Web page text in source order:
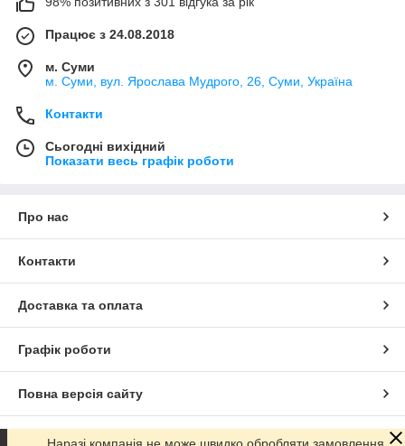
Працює з 24.08.2018
м. Суми
м. Суми, вул. Ярослава Мудрого, 26, Суми, Україна
Контакти
Сьогодні вихідний
Показати весь графік роботи
Про нас
Контакти
Доставка та оплата
Графік роботи
Повна версія сайту
Сайт створено на маркетплейсі Prom.ua